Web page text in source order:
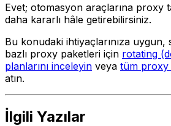
Evet; otomasyon araçlarına proxy
daha kararlı hâle getirebilirsiniz.
Bu konudaki ihtiyaçlarınıza
bazlı proxy paketleri için rotating
planlarını inceleyin veya tüm proxy
atın.
İlgili Yazılar